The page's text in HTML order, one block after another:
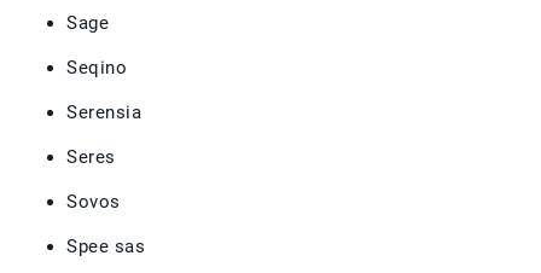
Sage
Seqino
Serensia
Seres
Sovos
Spee sas